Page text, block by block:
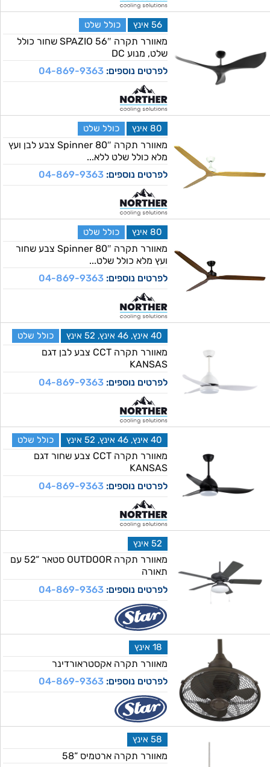
56 אינץ כולל שלט
מאוורר תקרה 56″ SPAZIO שחור כולל
שלט, מנוע DC
לפרטים נוספים:04-869-9363
80 אינץ כולל שלט
מאוורר תקרה 80″ Spinner צבע לבן ועץ
מלא כולל שלט ללא...
לפרטים נוספים:04-869-9363
80 אינץ כולל שלט
מאוורר תקרה 80″ Spinner צבע שחור
ועץ מלא כולל שלט...
לפרטים נוספים:04-869-9363
40 אינץ, 46 אינץ, 52 אינץ כולל שלט
מאוורר תקרה CCT צבע לבן דגם
KANSAS
לפרטים נוספים:04-869-9363
40 אינץ, 46 אינץ, 52 אינץ כולל שלט
מאוורר תקרה CCT צבע שחור דגם
KANSAS
לפרטים נוספים:04-869-9363
52 אינץ
מאוורר תקרה OUTDOOR סטאר “52 עם
תאורה
לפרטים נוספים:04-869-9363
18 אינץ
מאוורר תקרה אקסטראורדינר
לפרטים נוספים:04-869-9363
58 אינץ
מאוורר תקרה ארטמיס “58